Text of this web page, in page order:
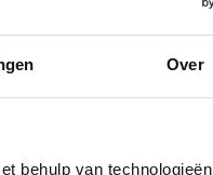
Over
behulp van